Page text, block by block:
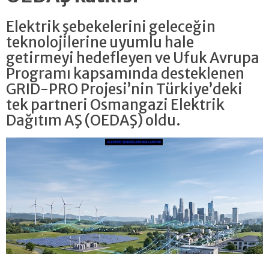
Elektrik şebekelerini geleceğin
teknolojilerine uyumlu hale
getirmeyi hedefleyen ve Ufuk Avrupa
Programı kapsamında desteklenen
GRID-PRO Projesi’nin Türkiye’deki
tek partneri Osmangazi Elektrik
Dağıtım AŞ (OEDAŞ) oldu.